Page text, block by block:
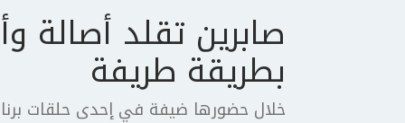
صابرين تقلد
بطريقة طريفة
خلال حضورها ضيفة في إحدى حلقات